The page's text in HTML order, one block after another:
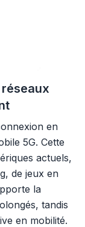
en
5G. Cette
actuels,
de jeux en
la
tandis
en mobilité.